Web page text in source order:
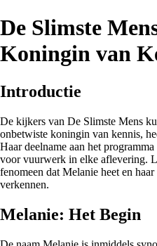
De Slimste
Koningin van
Introductie
De kijkers van De Slimste Mens
onbetwiste koningin van kennis,
Haar deelname aan het
voor vuurwerk in elke aflevering.
fenomeen dat Melanie heet en
verkennen.
Melanie: Het Begin